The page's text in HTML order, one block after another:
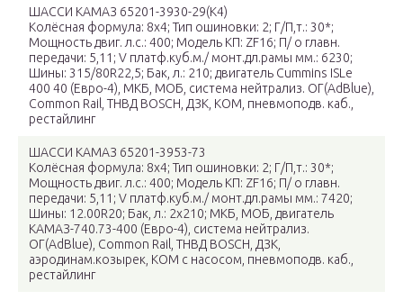
ШАССИ КАМАЗ 65201-3930-29(К4)
Колёсная формула: 8х4; Тип ошиновки: 2; Г/П,т.: 30*;
Мощность двиг. л.с.: 400; Модель КП: ZF16; П/ о главн.
передачи: 5,11; V платф.куб.м./ монт.дл.рамы мм.: 6230;
Шины: 315/80R22,5; Бак, л.: 210; двигатель Cummins ISLe
400 40 (Евро-4), МКБ, МОБ, система нейтрализ. ОГ(AdBlue),
Common Rail, ТНВД BOSCH, ДЗК, КОМ, пневмоподв. каб.,
рестайлинг
ШАССИ КАМАЗ 65201-3953-73
Колёсная формула: 8х4; Тип ошиновки: 2; Г/П,т.: 30*;
Мощность двиг. л.с.: 400; Модель КП: ZF16; П/ о главн.
передачи: 5,11; V платф.куб.м./ монт.дл.рамы мм.: 7420;
Шины: 12.00R20; Бак, л.: 2х210; МКБ, МОБ, двигатель
КАМАЗ-740.73-400 (Eвро-4), система нейтрализ.
ОГ(AdBlue), Common Rail, ТНВД BOSCH, ДЗК,
аэродинам.козырек, КОМ c насосом, пневмоподв. каб.,
рестайлинг